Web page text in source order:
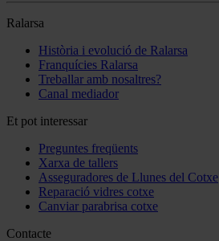
Ralarsa
Història i evolució de Ralarsa
Franquícies Ralarsa
Treballar amb nosaltres?
Canal mediador
Et pot interessar
Preguntes freqüents
Xarxa de tallers
Asseguradores de Llunes del Cotxe
Reparació vidres cotxe
Canviar parabrisa cotxe
Contacte